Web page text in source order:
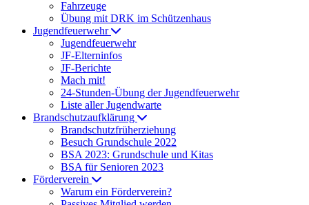
Fahrzeuge
Übung mit DRK im Schützenhaus
Jugendfeuerwehr
Jugendfeuerwehr
JF-Elterninfos
JF-Berichte
Mach mit!
24-Stunden-Übung der Jugendfeuerwehr
Liste aller Jugendwarte
Brandschutzaufklärung
Brandschutzfrüherziehung
Besuch Grundschule 2022
BSA 2023: Grundschule und Kitas
BSA für Senioren 2023
Förderverein
Warum ein Förderverein?